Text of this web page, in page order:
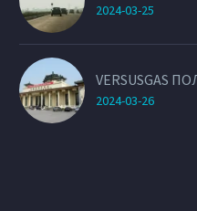
2024-03-25
VERSUSGAS
2024-03-26